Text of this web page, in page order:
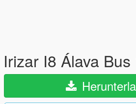
Irizar I8 Álava Bus